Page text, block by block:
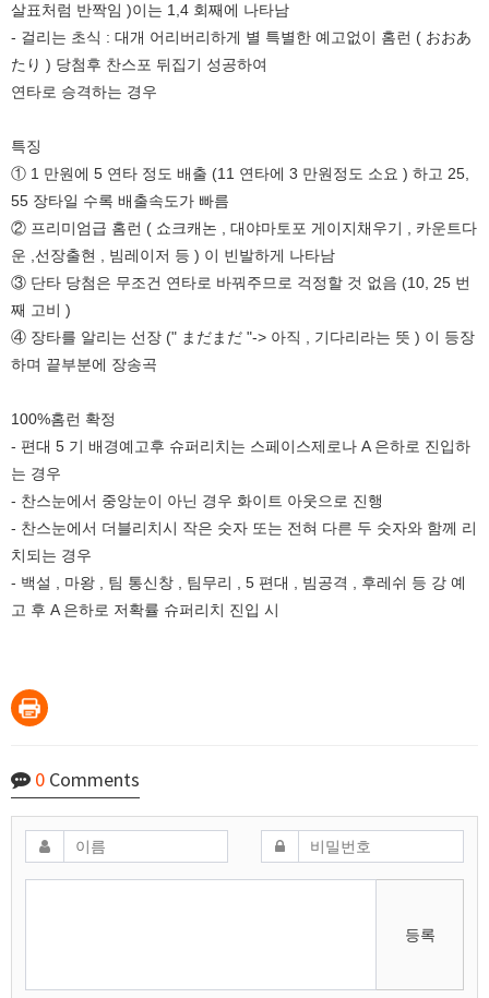
살표처럼 반짝임 )이는 1,4 회째에 나타남
- 걸리는 초식 : 대개 어리버리하게 별 특별한 예고없이 홈런 ( おおあ
たり ) 당첨후 찬스포 뒤집기 성공하여
연타로 승격하는 경우
특징
① 1 만원에 5 연타 정도 배출 (11 연타에 3 만원정도 소요 ) 하고 25,
55 장타일 수록 배출속도가 빠름
② 프리미엄급 홈런 ( 쇼크캐논 , 대야마토포 게이지채우기 , 카운트다
운 ,선장출현 , 빔레이저 등 ) 이 빈발하게 나타남
③ 단타 당첨은 무조건 연타로 바꿔주므로 걱정할 것 없음 (10, 25 번
째 고비 )
④ 장타를 알리는 선장 (" まだまだ "-> 아직 , 기다리라는 뜻 ) 이 등장
하며 끝부분에 장송곡
100%홈런 확정
- 편대 5 기 배경예고후 슈퍼리치는 스페이스제로나 A 은하로 진입하
는 경우
- 찬스눈에서 중앙눈이 아닌 경우 화이트 아웃으로 진행
- 찬스눈에서 더블리치시 작은 숫자 또는 전혀 다른 두 숫자와 함께 리
치되는 경우
- 백설 , 마왕 , 팀 통신창 , 팀무리 , 5 편대 , 빔공격 , 후레쉬 등 강 예
고 후 A 은하로 저확률 슈퍼리치 진입 시
0 Comments
등록